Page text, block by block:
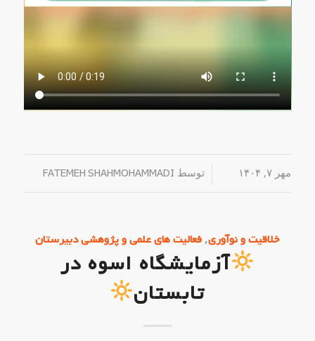
مهر ۷, ۱۴۰۴ / توسط FATEMEH SHAHMOHAMMADI
خلاقیت و نوآوری, فعالیت های علمی و پژوهشی دبیرستان
آزمایشگاه اسوه در
تابستان